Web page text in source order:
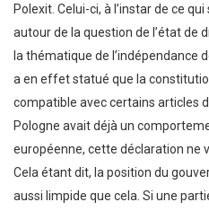
Polexit. Celui-ci, à l’instar de ce
autour de la question de l’état de
la thématique de l’indépendance
a en effet statué que la
compatible avec certains articles
Pologne avait déjà un
européenne, cette déclaration ne
Cela étant dit, la position du
aussi limpide que cela. Si une